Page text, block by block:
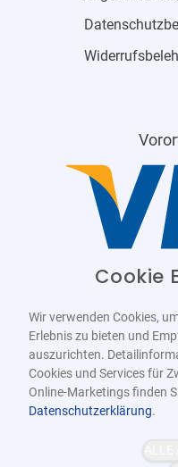
WCAG-
Cookie
Wir verwenden Cookies,
Erlebnis zu bieten und
auszurichten.
Cookies und Services für
Online-Marketings finden
Datenschutzerklärung.
ALLE